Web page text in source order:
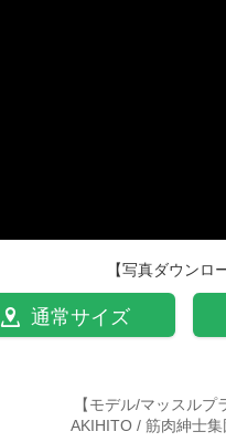
【写真ダウンロ
通常サイズ
【モデル/マッスルプ
AKIHITO / 筋肉紳士